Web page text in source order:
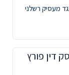
מעסיק רשלני